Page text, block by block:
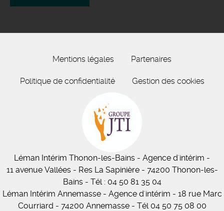
Mentions légales Partenaires
Politique de confidentialité Gestion des cookies
Léman Intérim Thonon-les-Bains - Agence d'intérim -
11avenue Vallées- Res La Sapinière - 74200 Thonon-les-
Bains - Tél : 04 50 81 35 04
Léman Intérim Annemasse - Agence d'intérim - 18 rue Marc
Courriard - 74200 Annemasse - Tél 04 50 75 08 00